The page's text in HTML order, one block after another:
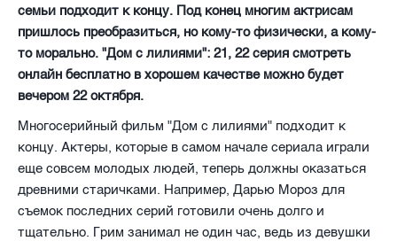
семьи подходит к концу. Под конец многим актрисам
пришлось преобразиться, но кому-то физически, а кому-
то морально. "Дом с лилиями": 21, 22 серия смотреть
онлайн бесплатно в хорошем качестве можно будет
вечером 22 октября.
Многосерийный фильм "Дом с лилиями" подходит к
концу. Актеры, которые в самом начале сериала играли
еще совсем молодых людей, теперь должны оказаться
древними старичками. Например, Дарью Мороз для
съемок последних серий готовили очень долго и
тщательно. Грим занимал не один час, ведь из девушки